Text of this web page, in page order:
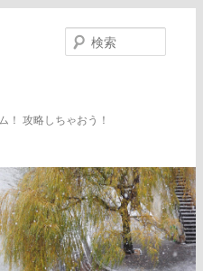
！ 攻略しちゃおう！